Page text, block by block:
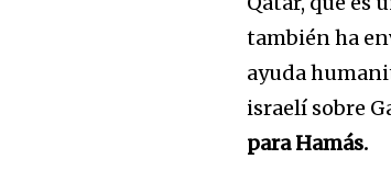
también ha
ayuda
israelí sobre
para Hamás.